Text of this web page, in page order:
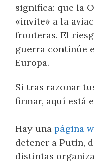
significa: que la
«invite» a la
fronteras. El
guerra continúe
Europa.
Si tras razonar
firmar, aquí está
Hay una página
detener a Putin,
distintas